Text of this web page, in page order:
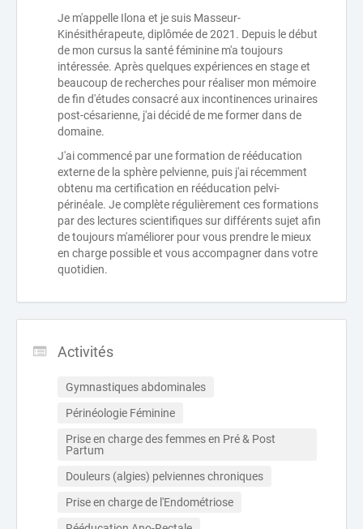
Je m'appelle Ilona et je suis Masseur-
Kinésithérapeute, diplômée de 2021. Depuis le début
de mon cursus la santé féminine m'a toujours
intéressée. Après quelques expériences en stage et
beaucoup de recherches pour réaliser mon mémoire
de fin d'études consacré aux incontinences urinaires
post-césarienne, j'ai décidé de me former dans de
domaine.
J'ai commencé par une formation de rééducation
externe de la sphère pelvienne, puis j'ai récemment
obtenu ma certification en rééducation pelvi-
périnéale. Je complète régulièrement ces formations
par des lectures scientifiques sur différents sujet afin
de toujours m'améliorer pour vous prendre le mieux
en charge possible et vous accompagner dans votre
quotidien.
Activités
Gymnastiques abdominales
Périnéologie Féminine
Prise en charge des femmes en Pré & Post
Partum
Douleurs (algies) pelviennes chroniques
Prise en charge de l'Endométriose